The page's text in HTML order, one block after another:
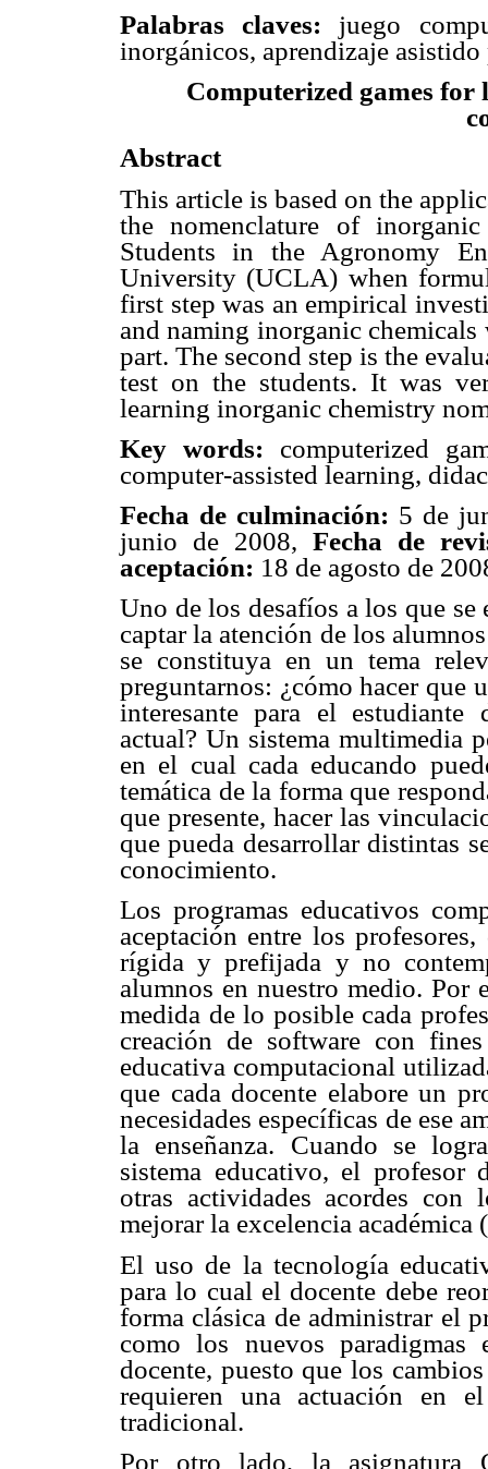
Palabras claves: juego
inorgánicos, aprendizaje
Computerized games
Abstract
This article is based on the
the nomenclature of
Students in the Agronomy
University (UCLA) when
first step was an empirical
and naming inorganic
part. The second step is the
test on the students. It was
learning inorganic chemistry
Key words: computerized
computer-assisted learning,
Fecha de culminación: 5 de
junio de 2008, Fecha de
aceptación: 18 de agosto de
Uno de los desafíos a los que
captar la atención de los
se constituya en un tema
preguntarnos: ¿cómo hacer que
interesante para el
actual? Un sistema multimedia
en el cual cada educando
temática de la forma que
que presente, hacer las
que pueda desarrollar distintas
conocimiento.
Los programas educativos
aceptación entre los
rígida y prefijada y no
alumnos en nuestro medio. Por
medida de lo posible cada
creación de software con
educativa computacional
que cada docente elabore un
necesidades específicas de ese
la enseñanza. Cuando se
sistema educativo, el profesor
otras actividades acordes con
mejorar la excelencia académica
El uso de la tecnología
para lo cual el docente debe
forma clásica de administrar el
como los nuevos paradigmas
docente, puesto que los
requieren una actuación en
tradicional.
Por otro lado, la asignatura